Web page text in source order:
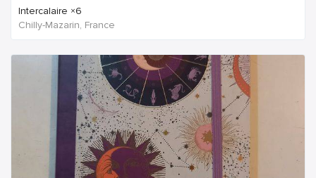
Intercalaire ×6
Chilly-Mazarin, France